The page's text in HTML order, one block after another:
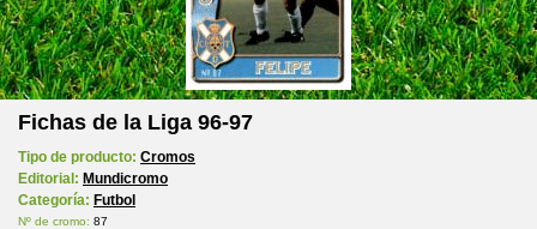
Fichas de la Liga 96-97
Tipo de producto: Cromos
Editorial: Mundicromo
Categoría: Futbol
Nº de cromo: 87